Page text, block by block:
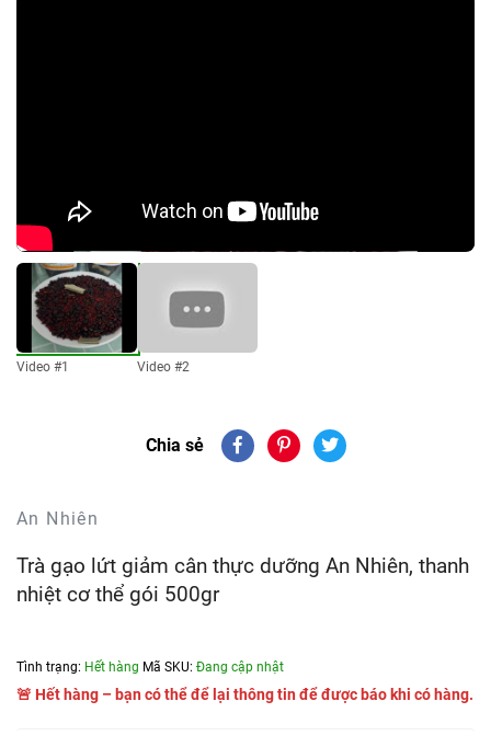
Video #1 Video #2
Chia sẻ
An Nhiên
Trà gạo lứt giảm cân thực dưỡng An Nhiên, thanh
nhiệt cơ thể gói 500gr
Tình trạng: Hết hàng Mã SKU: Đang cập nhật
🚨 Hết hàng – bạn có thể để lại thông tin để được báo khi có hàng.